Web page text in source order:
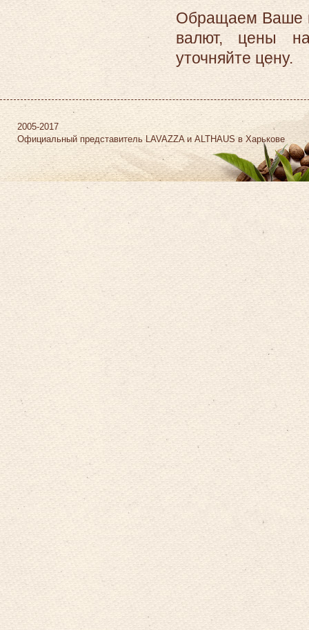
Обращаем Ваше
валют, цены
уточняйте цену.
2005-2017
Официальный представитель LAVAZZA и ALTHAUS в Харькове